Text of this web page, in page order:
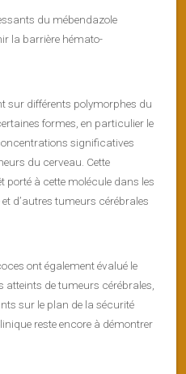
du mébendazole
la barrière hémato-
sur différents polymorphes du
formes, en particulier le
significatives
du cerveau. Cette
porté à cette molécule dans les
d’autres tumeurs cérébrales
ont également évalué le
atteints de tumeurs cérébrales,
sur le plan de la sécurité
reste encore à démontrer